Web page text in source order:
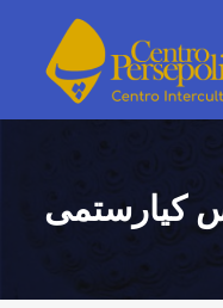
کیارستمی